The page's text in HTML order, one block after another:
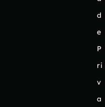
d
e
P
ri
v
a